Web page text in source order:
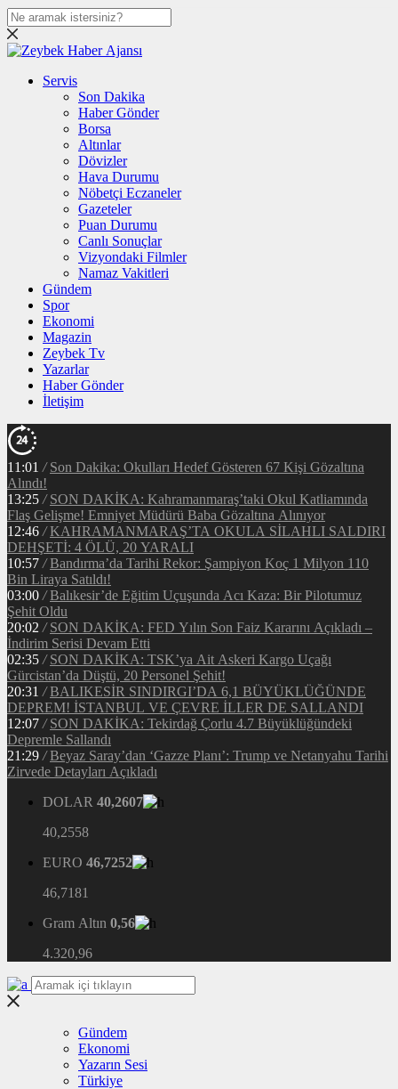
Servis
Son Dakika
Haber Gönder
Borsa
Altınlar
Dövizler
Hava Durumu
Nöbetçi Eczaneler
Gazeteler
Puan Durumu
Canlı Sonuçlar
Vizyondaki Filmler
Namaz Vakitleri
Gündem
Spor
Ekonomi
Magazin
Zeybek Tv
Yazarlar
Haber Gönder
İletişim
11:01 / Son Dakika: Okulları Hedef Gösteren 67 Kişi Gözaltına
Alındı!
13:25 / SON DAKİKA: Kahramanmaraş’taki Okul Katliamında
Flaş Gelişme! Emniyet Müdürü Baba Gözaltına Alınıyor
12:46 / KAHRAMANMARAŞ’TA OKULA SİLAHLI SALDIRI
DEHŞETİ: 4 ÖLÜ, 20 YARALI
10:57 / Bandırma’da Tarihi Rekor: Şampiyon Koç 1 Milyon 110
Bin Liraya Satıldı!
03:00 / Balıkesir’de Eğitim Uçuşunda Acı Kaza: Bir Pilotumuz
Şehit Oldu
20:02 / SON DAKİKA: FED Yılın Son Faiz Kararını Açıkladı –
İndirim Serisi Devam Etti
02:35 / SON DAKİKA: TSK’ya Ait Askeri Kargo Uçağı
Gürcistan’da Düştü, 20 Personel Şehit!
20:31 / BALIKESİR SINDIRGI’DA 6,1 BÜYÜKLÜĞÜNDE
DEPREM! İSTANBUL VE ÇEVRE İLLER DE SALLANDI
12:07 / SON DAKİKA: Tekirdağ Çorlu 4.7 Büyüklüğündeki
Depremle Sallandı
21:29 / Beyaz Saray’dan ‘Gazze Planı’: Trump ve Netanyahu Tarihi
Zirvede Detayları Açıkladı
DOLAR 40,2607
40,2558
EURO 46,7252
46,7181
Gram Altın 0,56
4.320,96
Gündem
Ekonomi
Yazarın Sesi
Türkiye